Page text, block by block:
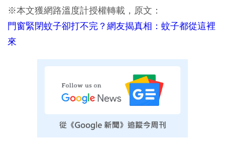
※本文獲網路溫度計授權轉載，原文：
門窗緊閉蚊子卻打不完？網友揭真相：蚊子都從這裡
來